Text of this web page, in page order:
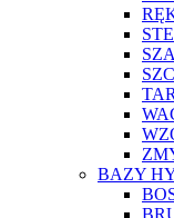
BAZY